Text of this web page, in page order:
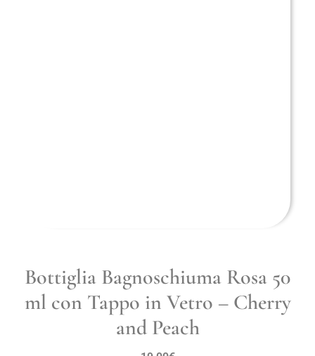
Bottiglia Bagnoschiuma Rosa 50
ml con Tappo in Vetro – Cherry
and Peach